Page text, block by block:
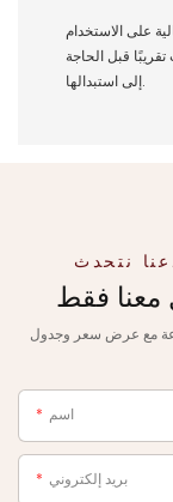
على الاستخدام
في المتوسط ​​لمدة 2-3 سنوات تقريبًا قبل الحاجة
إلى استبدالها.
مشروعك - وسنتواصل معك في غضون 24 ساعة مع عرض سعر وجدول
اسم
بريد إلكتروني